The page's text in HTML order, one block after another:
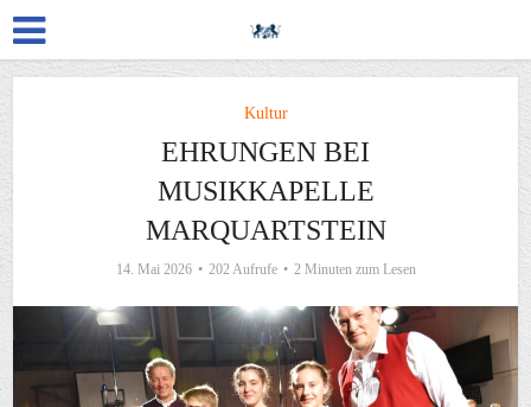
Kultur
EHRUNGEN BEI
MUSIKKAPELLE
MARQUARTSTEIN
14. Mai 2026 202 Aufrufe 2 Minuten zum Lesen